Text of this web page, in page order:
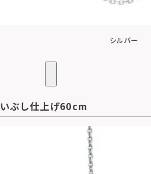
シルバー
いぶし仕上げ60cm